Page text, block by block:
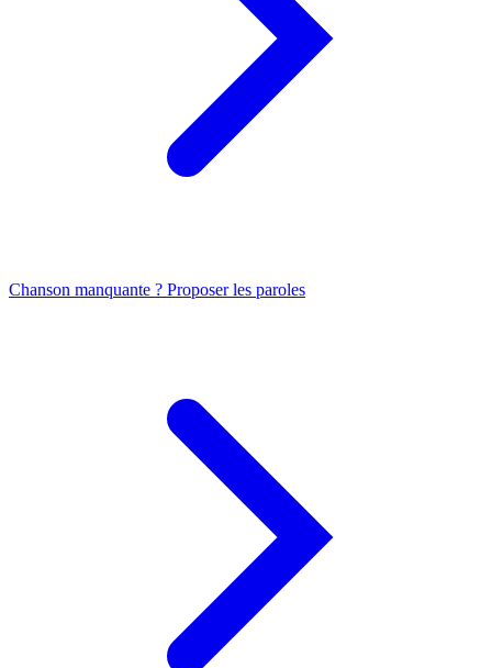
Chanson manquante ? Proposer les paroles